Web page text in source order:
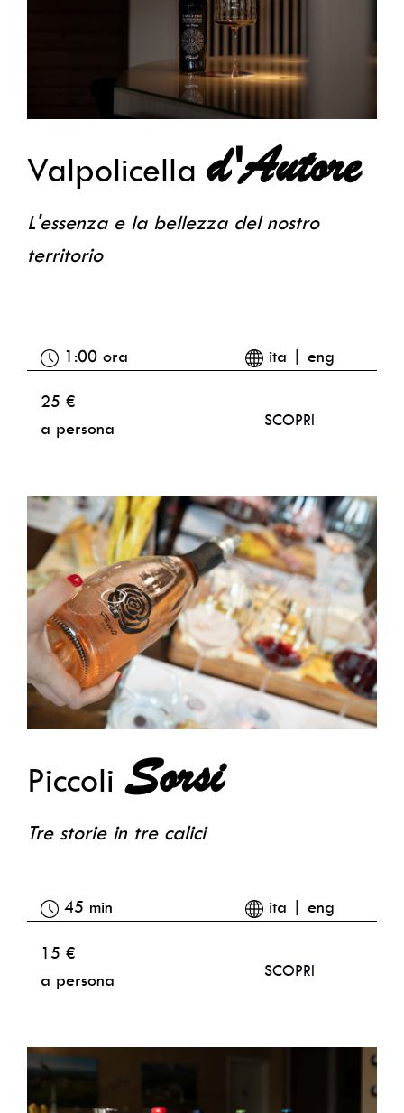
Valpolicella d'Autore
L'essenza e la bellezza del nostro
territorio
1:00 ora ita | eng
25 €
a persona
SCOPRI
Piccoli Sorsi
Tre storie in tre calici
45 min ita | eng
15 €
a persona
SCOPRI